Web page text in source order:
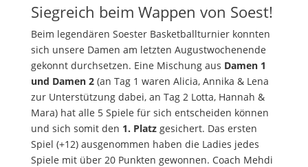
Siegreich beim Wappen von Soest!
Beim legendären Soester Basketballturnier konnten
sich unsere Damen am letzten Augustwochenende
gekonnt durchsetzen. Eine Mischung aus Damen 1
und Damen 2(an Tag 1 waren Alicia, Annika & Lena
zur Unterstützung dabei, an Tag 2 Lotta, Hannah &
Mara) hat alle 5 Spiele für sich entscheiden können
und sich somit den 1. Platzgesichert. Das ersten
Spiel (+12) ausgenommen haben die Ladies jedes
Spiele mit über 20 Punkten gewonnen. Coach Mehdi